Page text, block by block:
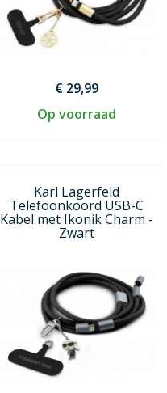
€ 29,99
Op voorraad
Karl Lagerfeld
Telefoonkoord USB-C
Kabel met Ikonik Charm -
Zwart